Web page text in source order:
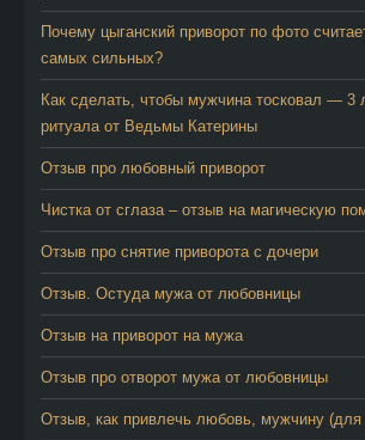
Почему цыганский приворот по фото
самых сильных?
Как сделать, чтобы мужчина тосковал — 3
ритуала от Ведьмы Катерины
Отзыв про любовный приворот
Чистка от сглаза – отзыв на магическую
Отзыв про снятие приворота с дочери
Отзыв. Остуда мужа от любовницы
Отзыв на приворот на мужа
Отзыв про отворот мужа от любовницы
Отзыв, как привлечь любовь, мужчину (для